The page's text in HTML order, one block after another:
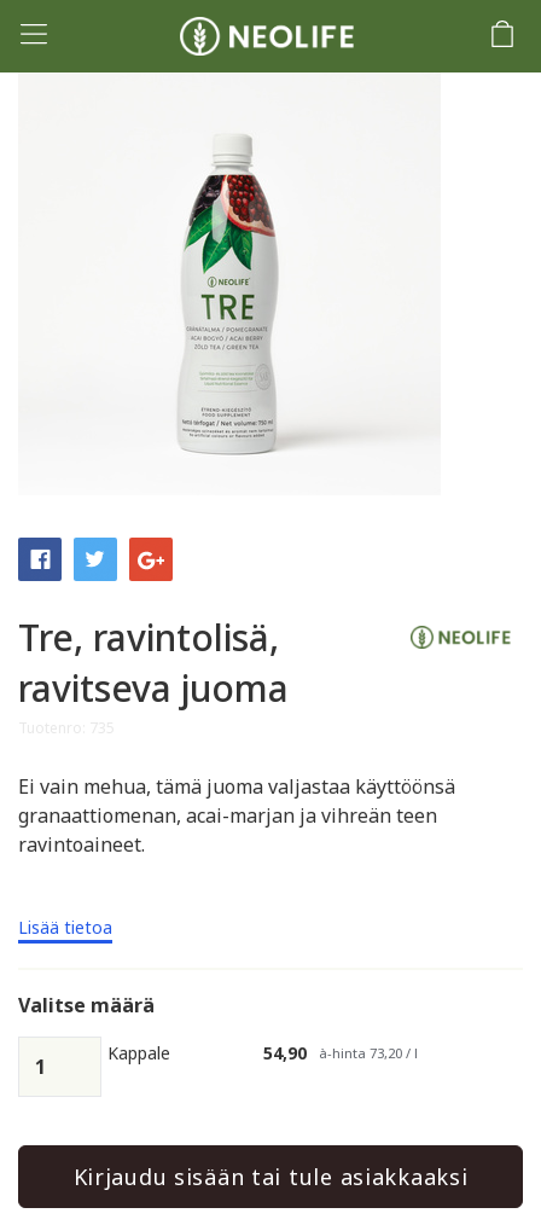
Tre, ravintolisä,
ravitseva juoma
Ei vain mehua, tämä juoma valjastaa käyttöönsä
granaattiomenan, acai-marjan ja vihreän teen
ravintoaineet.
Lisää tietoa
Valitse määrä
Kappale 54,90 à-hinta 73,20 / l
Kirjaudu sisään tai tule asiakkaaksi